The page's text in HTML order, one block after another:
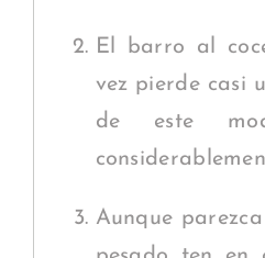
El barro al
vez pierde casi
de este
Aunque